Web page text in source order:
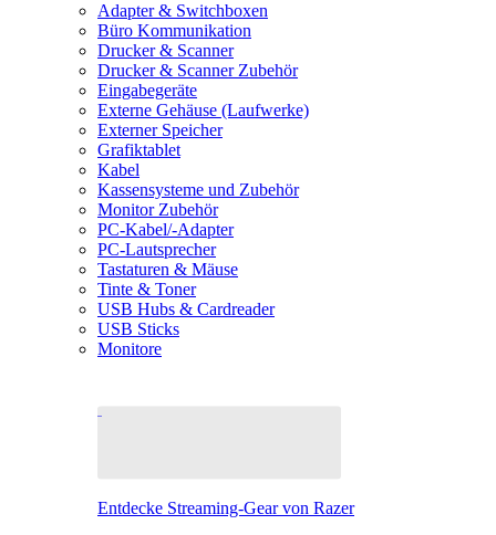
Adapter & Switchboxen
Büro Kommunikation
Drucker & Scanner
Drucker & Scanner Zubehör
Eingabegeräte
Externe Gehäuse (Laufwerke)
Externer Speicher
Grafiktablet
Kabel
Kassensysteme und Zubehör
Monitor Zubehör
PC-Kabel/-Adapter
PC-Lautsprecher
Tastaturen & Mäuse
Tinte & Toner
USB Hubs & Cardreader
USB Sticks
Monitore
Entdecke Streaming-Gear von Razer